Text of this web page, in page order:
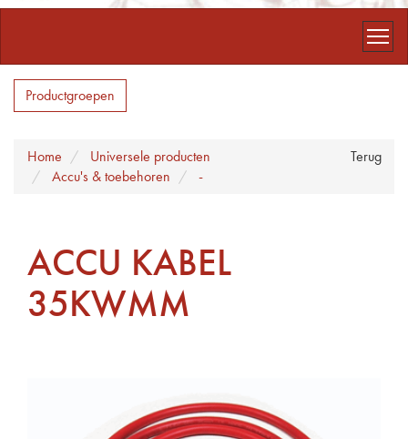
Productgroepen
Terug
Home
Universele producten
Accu's & toebehoren
-
ACCU KABEL
35KWMM